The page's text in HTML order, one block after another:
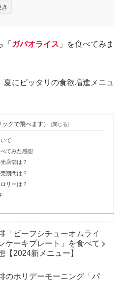
ガパオライス 」を食べてみま
夏にピッタリの食欲増進メニュ
クで飛べます）
て
てみた感想
店舗は？
期間は？
リーは？
「ビーフシチューオムライ
ケーキプレート」を食べて
【2024新メニュー】
のホリデーモーニング「パ